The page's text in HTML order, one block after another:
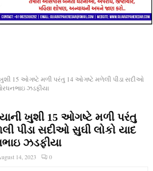
15 ઓગષ્ટે મળી પરંતુ 14 ઓગષ્ટે મળેલી પીડા સદીઓ
ઝડફીયા
ખુશી 15 ઓગષ્ટે મળી પરંતુ
પીડા સદીઓ સુઘી લોકો યાદ
ઝડફીયા
14, 2023 0